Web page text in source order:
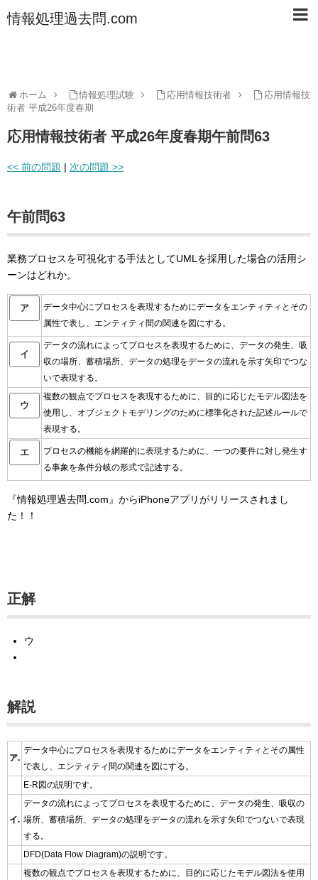
情報処理過去問.com
ホーム 情報処理試験 応用情報技術者
応用情報技
術者 平成26年度春期
応用情報技術者 平成26年度春期午前問63
<< 前の問題 | 次の問題 >>
午前問63
業務プロセスを可視化する手法としてUMLを採用した場合の活用シ
ーンはどれか。
ア
データ中心にプロセスを表現するためにデータをエンティティとその
属性で表し、エンティティ間の関連を図にする。
イ
データの流れによってプロセスを表現するために、データの発生、吸
収の場所、蓄積場所、データの処理をデータの流れを示す矢印でつな
いで表現する。
ウ
複数の観点でプロセスを表現するために、目的に応じたモデル図法を
使用し、オブジェクトモデリングのために標準化された記述ルールで
表現する。
エ
プロセスの機能を網羅的に表現するために、一つの要件に対し発生す
る事象を条件分岐の形式で記述する。
『情報処理過去問.com』からiPhoneアプリがリリースされまし
た！！
正解
ウ
解説
ア.
データ中心にプロセスを表現するためにデータをエンティティとその属性
で表し、エンティティ間の関連を図にする。
E-R図の説明です。
イ.
データの流れによってプロセスを表現するために、データの発生、吸収の
場所、蓄積場所、データの処理をデータの流れを示す矢印でつないで表現
する。
DFD(Data Flow Diagram)の説明です。
複数の観点でプロセスを表現するために、目的に応じたモデル図法を使用